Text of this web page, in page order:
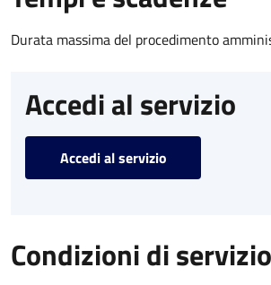
Durata massima del procedimento
Accedi al servizio
Accedi al servizio
Condizioni di servizio